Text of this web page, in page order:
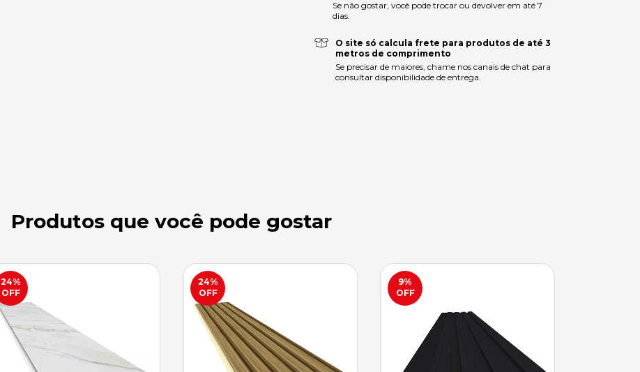
Se não gostar, você pode trocar ou devolver em até 7
dias.
O site só calcula frete para produtos de até 3
metros de comprimento
Se precisar de maiores, chame nos canais de chat para
consultar disponibilidade de entrega.
Produtos que você pode gostar
24%
OFF
24%
OFF
9%
OFF